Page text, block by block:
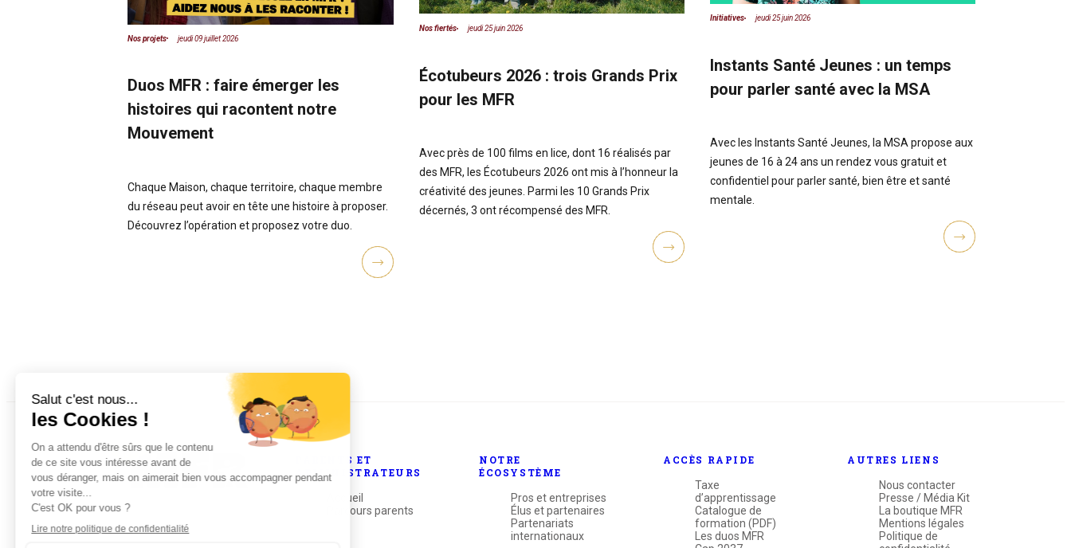
Nos projets jeudi 09 juillet 2026
Duos MFR : faire émerger les
histoires qui racontent notre
Mouvement
Chaque Maison, chaque territoire, chaque membre
du réseau peut avoir en tête une histoire à proposer.
Découvrez l’opération et proposez votre duo.
Nos fiertés jeudi 25 juin 2026
Écotubeurs 2026 : trois Grands Prix
pour les MFR
Avec près de 100 films en lice, dont 16 réalisés par
des MFR, les Écotubeurs 2026 ont mis à l’honneur la
créativité des jeunes. Parmi les 10 Grands Prix
décernés, 3 ont récompensé des MFR.
Initiatives jeudi 25 juin 2026
Instants Santé Jeunes : un temps
pour parler santé avec la MSA
Avec les Instants Santé Jeunes, la MSA propose aux
jeunes de 16 à 24 ans un rendez vous gratuit et
confidentiel pour parler santé, bien être et santé
mentale.
PARENTS ET
ADMINISTRATEURS
Accueil
Parcours parents
NOTRE
ÉCOSYSTÈME
Pros et entreprises
Élus et partenaires
Partenariats
internationaux
ACCÈS RAPIDE
Taxe
d’apprentissage
Catalogue de
formation (PDF)
Les duos MFR
AUTRES LIENS
Nous contacter
Presse / Média Kit
La boutique MFR
Mentions légales
Politique de